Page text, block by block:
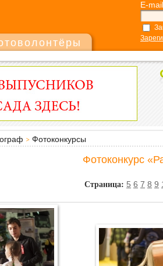
E-mail
Фотоконкурсы
Фотоконкурс
Страница: 5 6 7 8 9